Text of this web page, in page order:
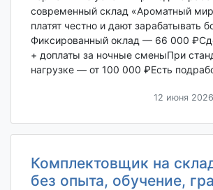
современный склад «Ароматный
платят честно и дают зарабатывать
Фиксированный оклад — 66 000
+ доплаты за ночные сменыПри
нагрузке — от 100 000 ₽Есть
12 июня 2026
Комплектовщик на
без опыта, обучение,